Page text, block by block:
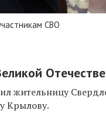
СВО
жительницу
Крылову.